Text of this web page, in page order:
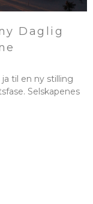
Daglig
til en ny stilling
Selskapenes